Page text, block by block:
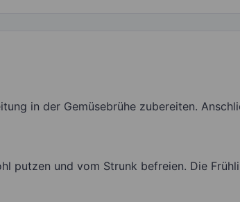
in der Gemüsebrühe zubereiten.
putzen und vom Strunk befreien. Die